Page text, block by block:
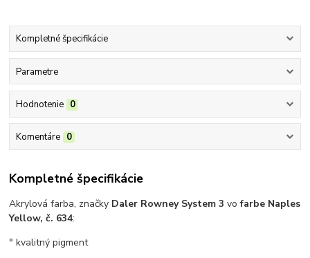
Kompletné špecifikácie
Parametre
Hodnotenie 0
Komentáre 0
Kompletné špecifikácie
Akrylová farba, značky Daler Rowney System 3 vofarbe Naples
Yellow, č. 634:
° kvalitný pigment